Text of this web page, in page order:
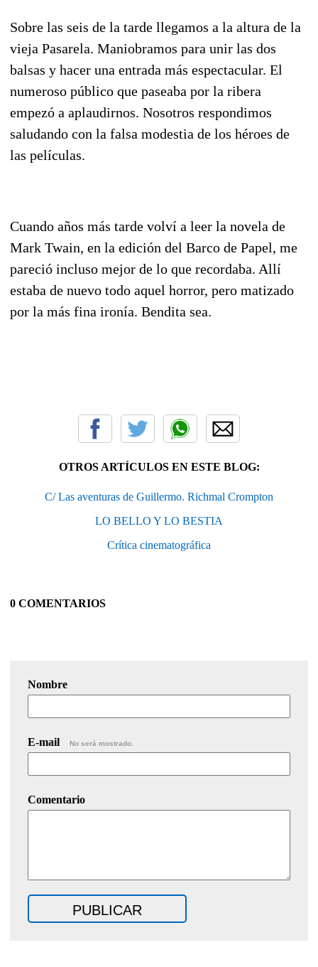
Sobre las seis de la tarde llegamos a la altura de la
vieja Pasarela. Maniobramos para unir las dos
balsas y hacer una entrada más espectacular. El
numeroso público que paseaba por la ribera
empezó a aplaudirnos. Nosotros respondimos
saludando con la falsa modestia de los héroes de
las películas.
Cuando años más tarde volví a leer la novela de
Mark Twain, en la edición del Barco de Papel, me
pareció incluso mejor de lo que recordaba. Allí
estaba de nuevo todo aquel horror, pero matizado
por la más fina ironía. Bendita sea.
OTROS ARTÍCULOS EN ESTE BLOG:
C/ Las aventuras de Guillermo. Richmal Crompton
LO BELLO Y LO BESTIA
Crítica cinematográfica
0 COMENTARIOS
Nombre
E-mail No será mostrado.
Comentario